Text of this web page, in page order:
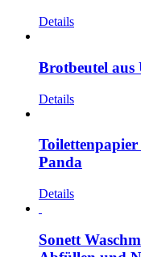
Details
Brotbeutel
Details
Panda
Details
Sonett